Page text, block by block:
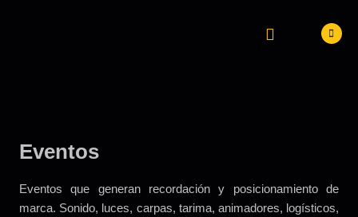
Eventos
Eventos que generan recordación y posicionamiento de
marca. Sonido, luces, carpas, tarima, animadores, logísticos,